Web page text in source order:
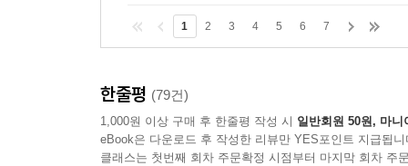
전개를 따라 읽는 재미를 선사한다. 무엇보다, 오
헌법에 있는 평등에 관한 조항이 무엇인지 물으
앞에’ 평등하기만 하면? 우리는 거기에 머물지 말
국민’이다. 모두가 인간다운 생활을 할 수 있어
1 2 3 4 5 6 7
한줄평 (79건)
1,000원 이상 구매 후 한줄평 작성 시 일반회원 50원, 마니
eBook은 다운로드 후 작성한 리뷰만 YES포인트 지급됩니
클래스는 첫번째 회차 주문확정 시점부터 마지막 회차 주